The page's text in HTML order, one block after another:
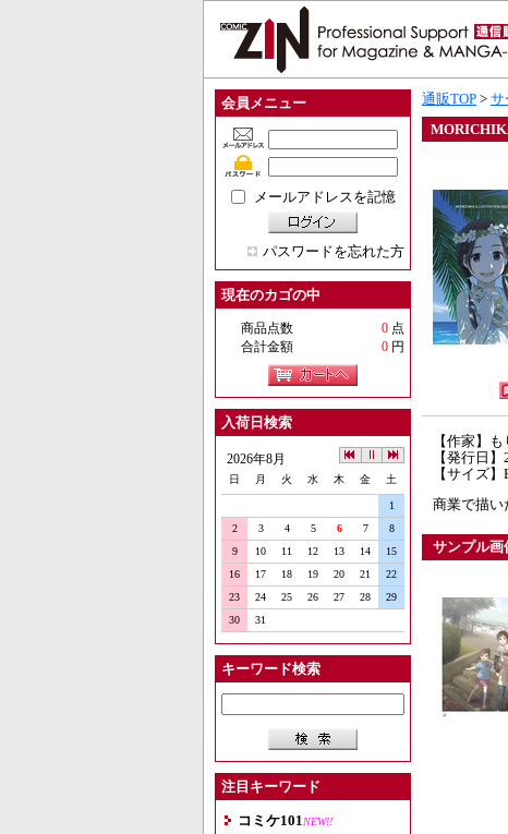
会員メニュー
メールアドレスを記憶
パスワードを忘れた方
現在のカゴの中
商品点数 0 点
合計金額
0 円
入荷日検索
2026年8月
日 月 火 水 木 金 土
1
2
3 4 5 6 7
8
9
10 11 12 13 14
15
16
17 18 19 20 21
22
23
24 25 26 27 28
29
30
31
キーワード検索
注目キーワード
コミケ101 NEW!!
通販TOP > サ
【作家】
【発行日
【サイズ】
商業で描い
サンプル画